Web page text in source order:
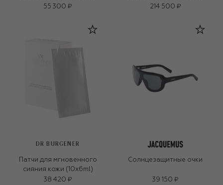
55 300 ₽
214 500 ₽
DR BURGENER
Патчи для мгновенного
сияния кожи (10x6ml)
38 420 ₽
Солнцезащитные очки
39 150 ₽